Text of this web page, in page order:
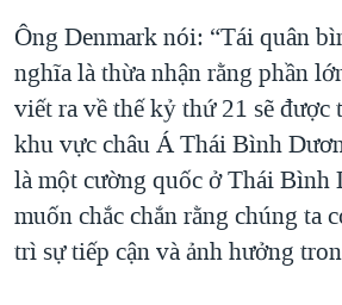
Ông Denmark nói: “Tái quân
nghĩa là thừa nhận rằng phần
viết ra về thế kỷ thứ 21 sẽ được
khu vực châu Á Thái Bình
là một cường quốc ở Thái Bình
muốn chắc chắn rằng chúng ta
trì sự tiếp cận và ảnh hưởng